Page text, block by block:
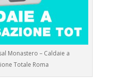
Monastero – Caldaie a
Totale Roma